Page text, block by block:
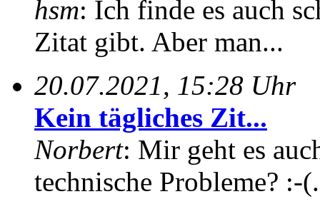
hsm: Ich finde es auch
Zitat gibt. Aber man...
20.07.2021, 15:28 Uhr
Kein tägliches Zit...
Norbert: Mir geht es
technische Probleme? :-